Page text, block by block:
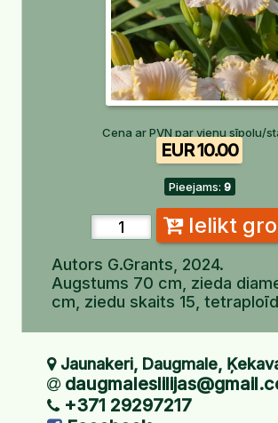
Cena ar PVN par vienu sīpolu/
EUR 10.00
Pieejams: 9
Ielikt
Autors G.Grants, 2024.
Augstums 70 cm, zieda
cm, ziedu skaits 15,
Jaunakeri, Daugmale,
+371 29297217